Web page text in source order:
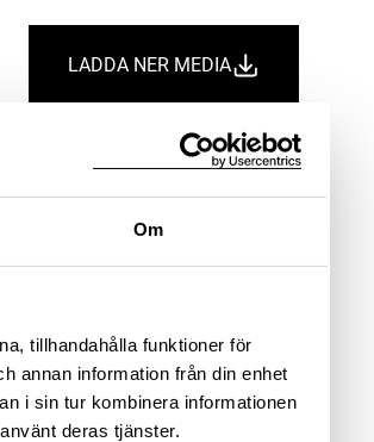
Om
tillhandahålla funktioner för
annan information från din enhet
i sin tur kombinera informationen
deras tjänster.
LADDA NER MEDIA
Information om bilden